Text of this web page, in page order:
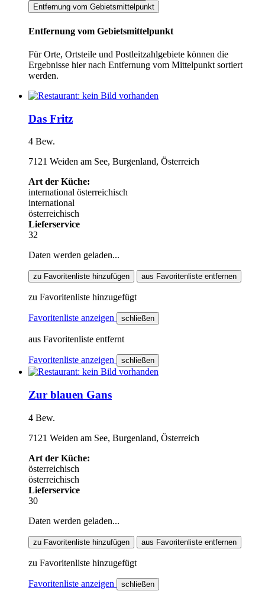
Entfernung vom Gebietsmittelpunkt
Entfernung vom Gebietsmittelpunkt
Für Orte, Ortsteile und Postleitzahlgebiete können die
Ergebnisse hier nach Entfernung vom Mittelpunkt sortiert
werden.
Das Fritz
4 Bew.
7121 Weiden am See, Burgenland, Österreich
Art der Küche:
international österreichisch
international
österreichisch
Lieferservice
32
Daten werden geladen...
zu Favoritenliste hinzufügen aus Favoritenliste entfernen
zu Favoritenliste hinzugefügt
Favoritenliste anzeigen schließen
aus Favoritenliste entfernt
Favoritenliste anzeigen schließen
Zur blauen Gans
4 Bew.
7121 Weiden am See, Burgenland, Österreich
Art der Küche:
österreichisch
österreichisch
Lieferservice
30
Daten werden geladen...
zu Favoritenliste hinzufügen aus Favoritenliste entfernen
zu Favoritenliste hinzugefügt
Favoritenliste anzeigen schließen